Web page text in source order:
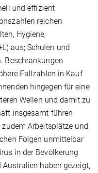
und effizient
reichen
Hygiene,
aus; Schulen und
Beschränkungen
Fallzahlen in Kauf
hingegen für eine
Wellen und damit zu
insgesamt führen
Arbeitsplätze und
Folgen unmittelbar
in der Bevölkerung
haben gezeigt,